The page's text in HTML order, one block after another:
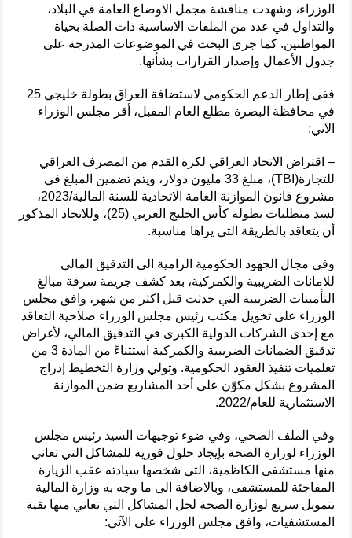
الوزراء، وشهدت مناقشة مجمل الاوضاع العامة في البلاد،
والتداول في عدد من الملفات الاساسية ذات الصلة بحياة
المواطنين. كما جرى البحث في الموضوعات المدرجة على
جدول الأعمال وإصدار القرارات بشأنها.
ففي إطار الدعم الحكومي لاستضافة العراق بطولة خليجي 25
في محافظة البصرة مطلع العام المقبل، أقر مجلس الوزراء
الآتي:
– اقتراض الاتحاد العراقي لكرة القدم من المصرف العراقي
للتجارة(TBI)، مبلغ 33 مليون دولار، ويتم تضمين المبلغ في
مشروع قانون الموازنة العامة الاتحادية للسنة المالية/2023،
لسد متطلبات بطولة كأس الخليج العربي (25)، وللاتحاد المذكور
أن يتعاقد بالطريقة التي يراها مناسبة.
وفي مجال الجهود الحكومية الرامية الى التدقيق المالي
للامانات الضريبية والكمركية، بعد كشف جريمة سرقة مبالغ
التأمينات الضريبية التي حدثت قبل اكثر من شهر، وافق مجلس
الوزراء على تخويل مكتب رئيس مجلس الوزراء صلاحية التعاقد
مع إحدى الشركات الدولية الكبرى في التدقيق المالي، لأغراض
تدقيق الضمانات الضريبية والكمركية استثناءً من المادة 3 من
تعلميات تنفيذ العقود الحكومية. وتولي وزارة التخطيط إدراج
المشروع بشكل مكوّن على أحد المشاريع ضمن الموازنة
الاستثمارية للعام/2022.
وفي الملف الصحي، وفي ضوء توجيهات السيد رئيس مجلس
الوزراء لوزارة الصحة بإيجاد حلول فورية للمشاكل التي تعاني
منها مستشفى الكاظمية، التي شخصها سيادته عقب الزيارة
المفاجئة للمستشفى، وبالاضافة الى ما وجه به وزارة المالية
بتمويل سريع لوزارة الصحة لحل المشاكل التي تعاني منها بقية
المستشفيات، وافق مجلس الوزراء على الآتي: